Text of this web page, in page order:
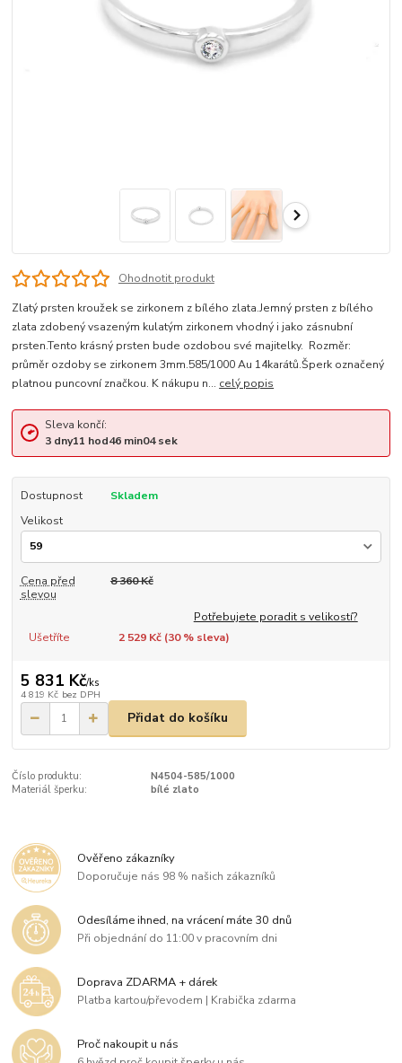
Ohodnotit produkt
Zlatý prsten kroužek se zirkonem z bílého zlata.Jemný prsten z bílého
zlata zdobený vsazeným kulatým zirkonem vhodný i jako zásnubní
prsten.Tento krásný prsten bude ozdobou své majitelky. Rozměr:
průměr ozdoby se zirkonem 3mm.585/1000 Au 14karátů.Šperk označený
platnou puncovní značkou. K nákupu n... celý popis
Sleva končí:
3 dny11 hod46min04sek
Dostupnost
Skladem
Velikost
Cena před
slevou
8 360 Kč
Potřebujete poradit s velikostí?
Ušetříte
2 529 Kč (30% sleva)
5 831 Kč/ks
4 819 Kč bez DPH
Přidat do košíku
Číslo produktu:
N4504-585/1000
Materiál šperku:
bílé zlato
Ověřeno zákazníky
Doporučuje nás 98 % našich zákazníků
Odesíláme ihned, na vrácení máte 30 dnů
Při objednání do 11:00 v pracovním dni
Doprava ZDARMA + dárek
Platba kartou/převodem | Krabička zdarma
Proč nakoupit u nás